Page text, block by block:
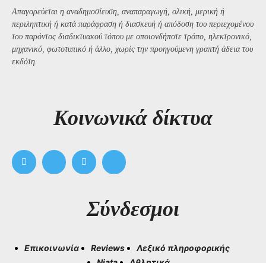
Απαγορεύεται η αναδημοσίευση, αναπαραγωγή, ολική, μερική ή
περιληπτική ή κατά παράφραση ή διασκευή ή απόδοση του περιεχομένου
του παρόντος διαδικτυακού τόπου με οποιονδήποτε τρόπο, ηλεκτρονικό,
μηχανικό, φωτοτυπικό ή άλλο, χωρίς την προηγούμενη γραπτή άδεια του
εκδότη.
Kοινωνικά δίκτυα
Σύνδεσμοι
Επικοινωνία Reviews
Λεξικό πληροφορικής